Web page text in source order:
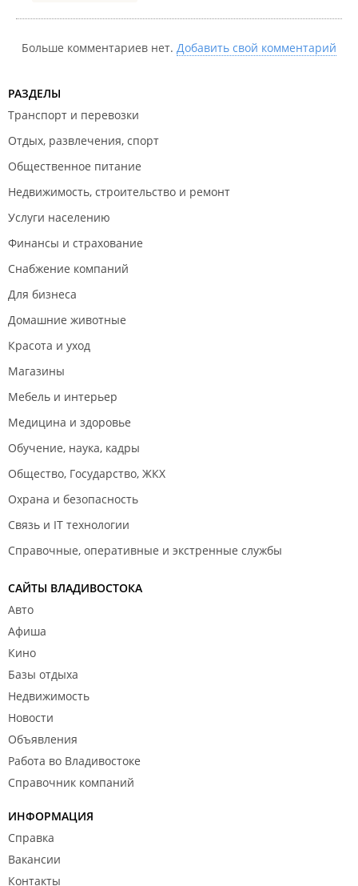
Больше комментариев нет. Добавить свой комментарий
РАЗДЕЛЫ
Транспорт и перевозки
Отдых, развлечения, спорт
Общественное питание
Недвижимость, строительство и ремонт
Услуги населению
Финансы и страхование
Снабжение компаний
Для бизнеса
Домашние животные
Красота и уход
Магазины
Мебель и интерьер
Медицина и здоровье
Обучение, наука, кадры
Общество, Государство, ЖКХ
Охрана и безопасность
Связь и IT технологии
Справочные, оперативные и экстренные службы
САЙТЫ ВЛАДИВОСТОКА
Авто
Афиша
Кино
Базы отдыха
Недвижимость
Новости
Объявления
Работа во Владивостоке
Справочник компаний
ИНФОРМАЦИЯ
Справка
Вакансии
Контакты